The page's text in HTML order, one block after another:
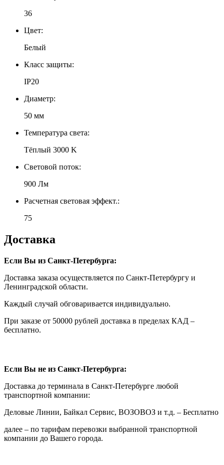
36
Цвет:
Белый
Класс защиты:
IP20
Диаметр:
50 мм
Температура света:
Тёплый 3000 K
Световой поток:
900 Лм
Расчетная световая эффект.:
75
Доставка
Если Вы из Санкт-Петербурга:
Доставка заказа осуществляется по Санкт-Петербургу и
Ленинградской области.
Каждый случай обговаривается индивидуально.
При заказе от 50000 рублей доставка в пределах КАД –
бесплатно.
Если Вы не из Санкт-Петербурга:
Доставка до терминала в Санкт-Петербурге любой
транспортной компании:
Деловые Линии, Байкал Сервис, ВОЗОВОЗ и т.д. – Бесплатно
далее – по тарифам перевозки выбранной транспортной
компании до Вашего города.